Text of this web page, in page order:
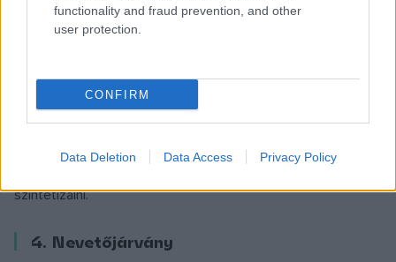
functionality and fraud prevention, and other
user protection.
CONFIRM
Data Deletion Data Access Privacy Policy
György fivére – a gomba termesztéséért kapta
elismerését. Az élősködőt a gyógyszeripar használja fel
több jótékony hatása miatt is, illetve az LSD nevű
szintetizálni.
4. Nevetőjárvány